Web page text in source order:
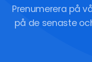
Prenumerera på
på de senaste